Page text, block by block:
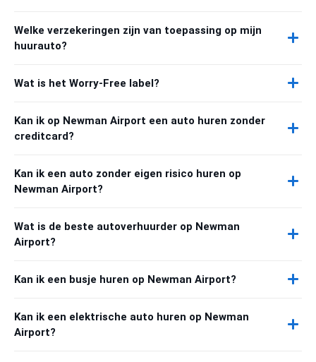
Welke verzekeringen zijn van toepassing op mijn
huurauto?
Wat is het Worry-Free label?
Kan ik op Newman Airport een auto huren zonder
creditcard?
Kan ik een auto zonder eigen risico huren op
Newman Airport?
Wat is de beste autoverhuurder op Newman
Airport?
Kan ik een busje huren op Newman Airport?
Kan ik een elektrische auto huren op Newman
Airport?